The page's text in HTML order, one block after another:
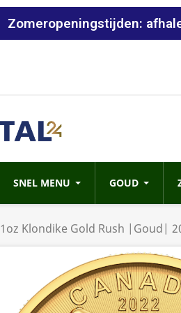
Zomeropeningstijden:
SNEL MENU GOUD
1oz Klondike Gold Rush |Goud|